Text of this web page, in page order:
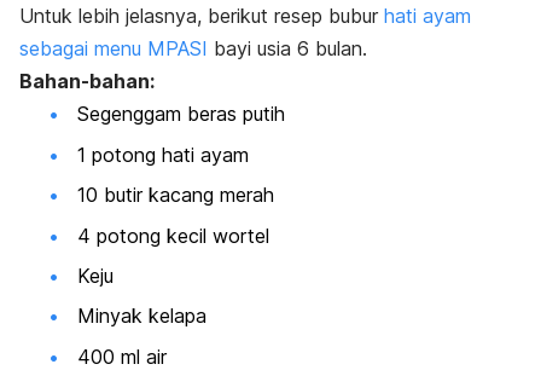
Untuk lebih jelasnya, berikut resep bubur hati ayam
sebagai menu MPASI bayi usia 6 bulan.
Bahan-bahan:
Segenggam beras putih
1 potong hati ayam
10 butir kacang merah
4 potong kecil wortel
Keju
Minyak kelapa
400 ml air